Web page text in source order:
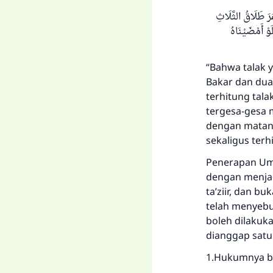
طَلَاقُ الثَّلَاثِ
أَمْضَيْنَاهُ
“Bahwa talak
Bakar dan
terhitung
tergesa-gesa
dengan
sekaligus
Penerapan
dengan
ta’ziir, dan
telah
boleh
dianggap
1.Hukumnya